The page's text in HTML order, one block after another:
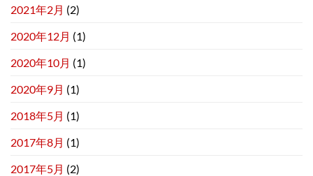
2021年2月 (2)
2020年12月 (1)
2020年10月 (1)
2020年9月 (1)
2018年5月 (1)
2017年8月 (1)
2017年5月 (2)